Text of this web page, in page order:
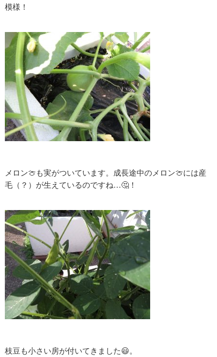
模様！
メロン🍈も実がついています。成長途中のメロン🍈には産
毛（？）が生えているのですね…🤔！
枝豆も小さい房が付いてきました😃。